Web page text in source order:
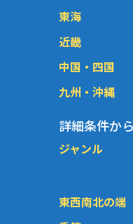
東海
近畿
中国・四国
九州・沖縄
詳細条件か
ジャンル
東西南北の端